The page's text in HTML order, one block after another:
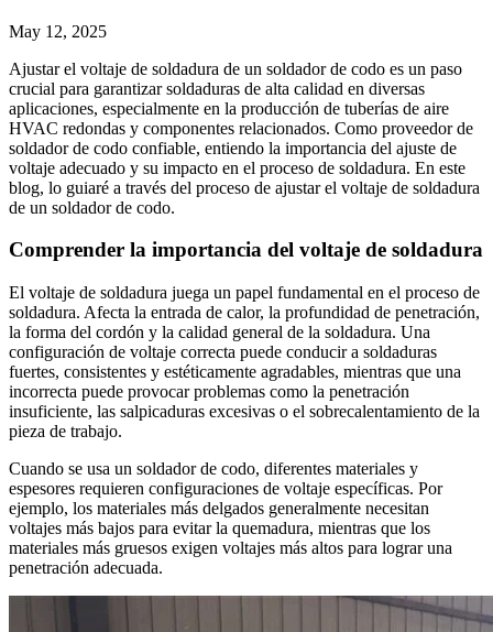
May 12, 2025
Ajustar el voltaje de soldadura de un soldador de codo es un paso
crucial para garantizar soldaduras de alta calidad en diversas
aplicaciones, especialmente en la producción de tuberías de aire
HVAC redondas y componentes relacionados. Como proveedor de
soldador de codo confiable, entiendo la importancia del ajuste de
voltaje adecuado y su impacto en el proceso de soldadura. En este
blog, lo guiaré a través del proceso de ajustar el voltaje de soldadura
de un soldador de codo.
Comprender la importancia del voltaje de soldadura
El voltaje de soldadura juega un papel fundamental en el proceso de
soldadura. Afecta la entrada de calor, la profundidad de penetración,
la forma del cordón y la calidad general de la soldadura. Una
configuración de voltaje correcta puede conducir a soldaduras
fuertes, consistentes y estéticamente agradables, mientras que una
incorrecta puede provocar problemas como la penetración
insuficiente, las salpicaduras excesivas o el sobrecalentamiento de la
pieza de trabajo.
Cuando se usa un soldador de codo, diferentes materiales y
espesores requieren configuraciones de voltaje específicas. Por
ejemplo, los materiales más delgados generalmente necesitan
voltajes más bajos para evitar la quemadura, mientras que los
materiales más gruesos exigen voltajes más altos para lograr una
penetración adecuada.